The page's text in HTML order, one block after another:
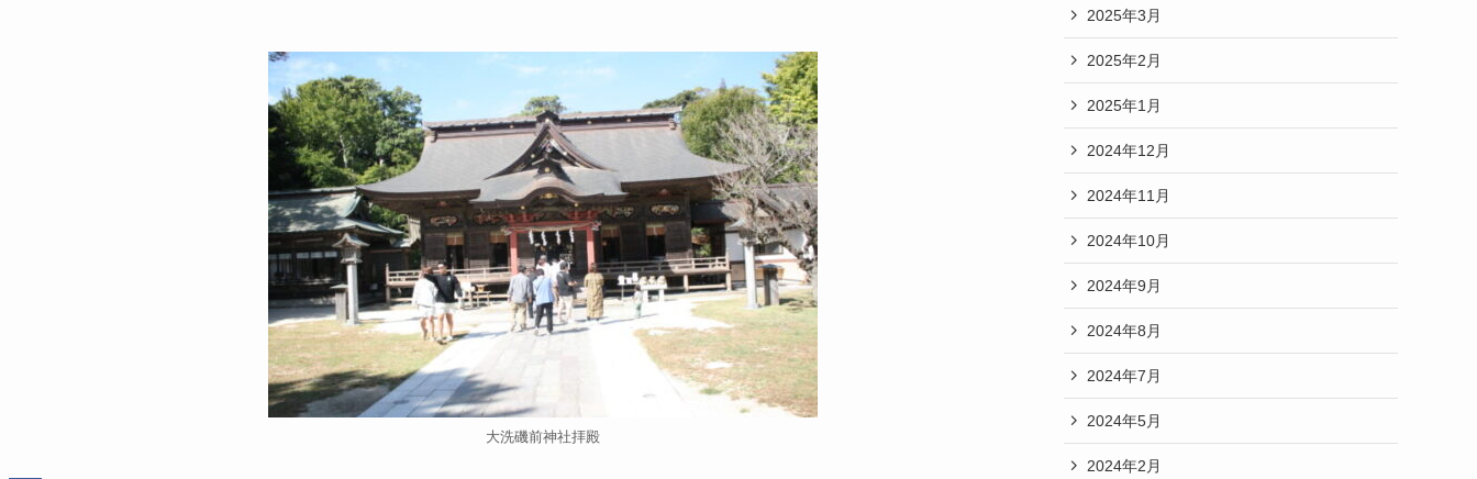
大洗磯前神社拝殿
2025年3月
2025年2月
2025年1月
2024年12月
2024年11月
2024年10月
2024年9月
2024年8月
2024年7月
2024年5月
2024年2月